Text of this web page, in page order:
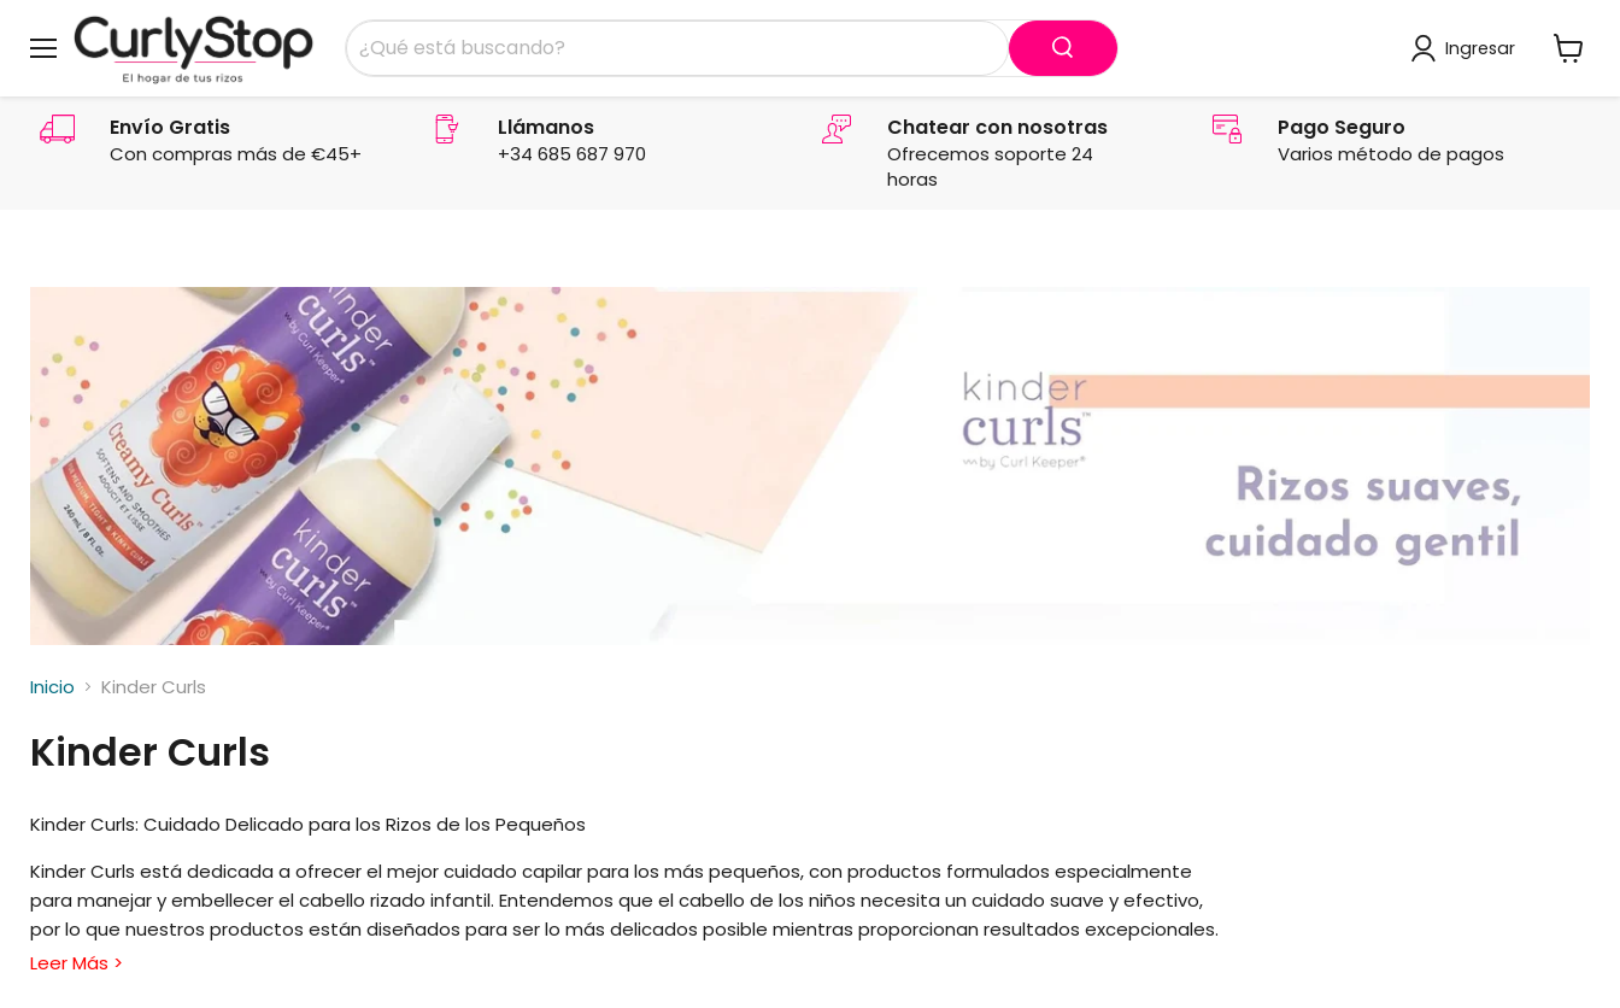
Ingresar
carrito
Envío Gratis
Con compras más de €45+
Llámanos
+34 685 687 970
Chatear con nosotras
Ofrecemos soporte 24
horas
Pago Seguro
Varios método de pagos
Inicio Kinder Curls
Kinder Curls
Kinder Curls: Cuidado Delicado para los Rizos de los Pequeños
Kinder Curls está dedicada a ofrecer el mejor cuidado capilar para los más pequeños, con productos formulados especialmente
para manejar y embellecer el cabello rizado infantil. Entendemos que el cabello de los niños necesita un cuidado suave y efectivo,
por lo que nuestros productos están diseñados para ser lo más delicados posible mientras proporcionan resultados excepcionales.
Nuestra línea incluye champús suaves, acondicionadores ligeros, y sprays desenredantes, todos enriquecidos con ingredientes
Leer Más >